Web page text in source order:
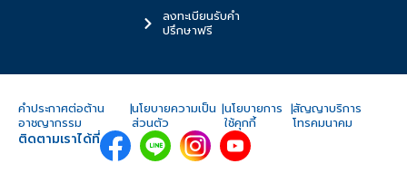
ลงทะเบียนรับคำ
ปรึกษาฟรี
คำประกาศต่อต้าน
อาชญากรรม
|นโยบายความเป็น
ส่วนตัว
|นโยบายการ
ใช้คุกกี้
|สัญญาบริการ
โทรคมนาคม
ติดตามเราได้ที่